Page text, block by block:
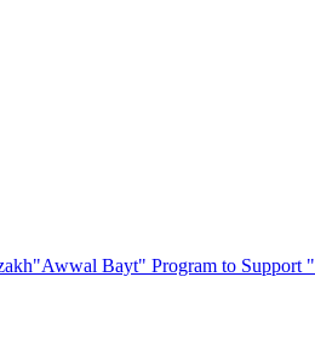
" inviting poets and writers from around the world to participate in Kazakh
"Awwal Bayt" Program to Support